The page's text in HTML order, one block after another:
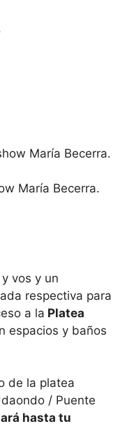
María Becerra.
vos y un
respectiva para
a la Platea
espacios y baños
de la platea
/ Puente
hasta tu